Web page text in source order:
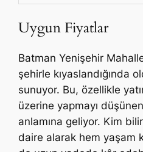
Uygun Fiyatlar
Batman Yenişehir
şehirle kıyaslandığında
sunuyor. Bu, özellikle
üzerine yapmayı
anlamına geliyor. Kim
daire alarak hem yaşam